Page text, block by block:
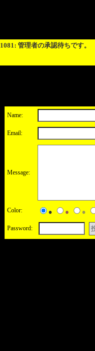
1081: 管理者の承認待ちです。
Name:
Email:
Message:
Color: ● ● ●
Password: